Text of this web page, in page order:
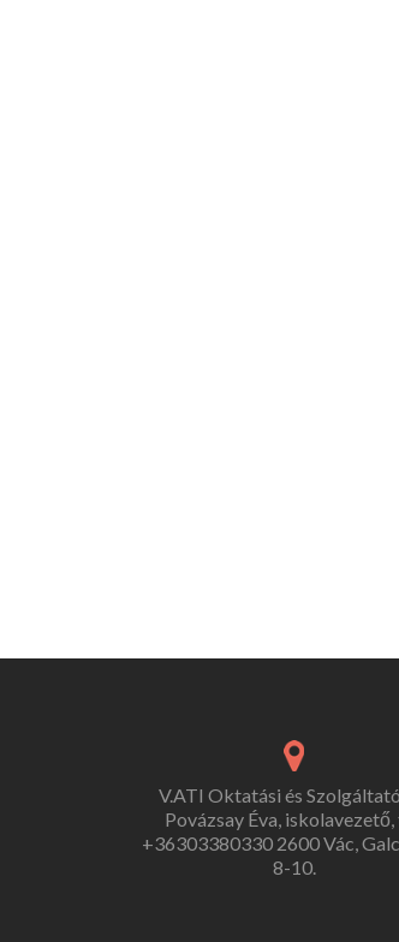
V.ATI Oktatási és
Povázsay Éva, iskolavezető,
+36303380330 2600 Vác,
8-10.